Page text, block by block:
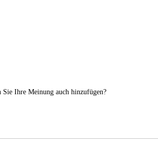
Sie Ihre Meinung auch hinzufügen?